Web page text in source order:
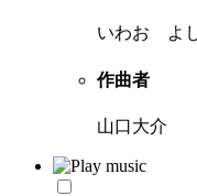
いわお よ
作曲者
山口大介